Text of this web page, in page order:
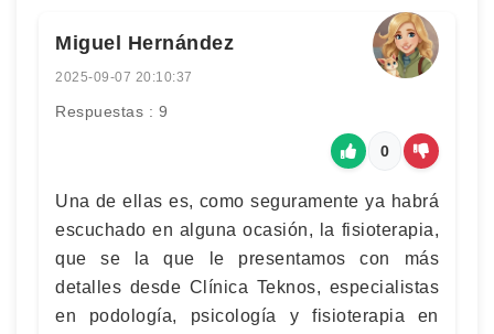
Miguel Hernández
2025-09-07 20:10:37
Respuestas : 9
0
Una de ellas es, como seguramente ya habrá
escuchado en alguna ocasión, la fisioterapia,
que se la que le presentamos con más
detalles desde Clínica Teknos, especialistas
en podología, psicología y fisioterapia en